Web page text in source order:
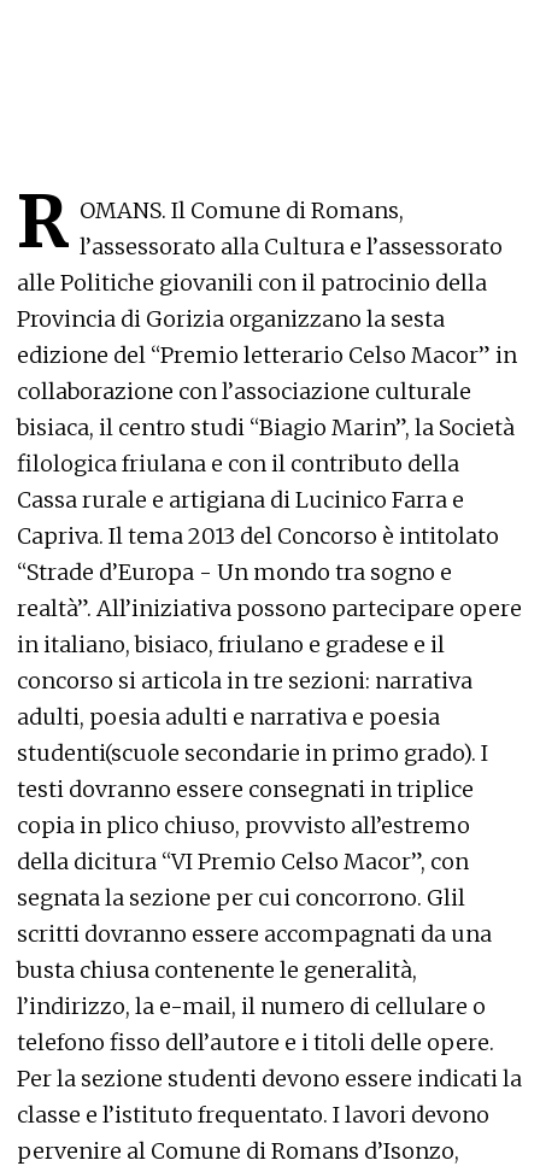
R OMANS. Il Comune di Romans,
l’assessorato alla Cultura e l’assessorato
alle Politiche giovanili con il patrocinio della
Provincia di Gorizia organizzano la sesta
edizione del “Premio letterario Celso Macor” in
collaborazione con l’associazione culturale
bisiaca, il centro studi “Biagio Marin”, la Società
filologica friulana e con il contributo della
Cassa rurale e artigiana di Lucinico Farra e
Capriva. Il tema 2013 del Concorso è intitolato
“Strade d’Europa - Un mondo tra sogno e
realtà”. All’iniziativa possono partecipare opere
in italiano, bisiaco, friulano e gradese e il
concorso si articola in tre sezioni: narrativa
adulti, poesia adulti e narrativa e poesia
studenti(scuole secondarie in primo grado). I
testi dovranno essere consegnati in triplice
copia in plico chiuso, provvisto all’estremo
della dicitura “VI Premio Celso Macor”, con
segnata la sezione per cui concorrono. Glil
scritti dovranno essere accompagnati da una
busta chiusa contenente le generalità,
l’indirizzo, la e-mail, il numero di cellulare o
telefono fisso dell’autore e i titoli delle opere.
Per la sezione studenti devono essere indicati la
classe e l’istituto frequentato. I lavori devono
pervenire al Comune di Romans d’Isonzo,